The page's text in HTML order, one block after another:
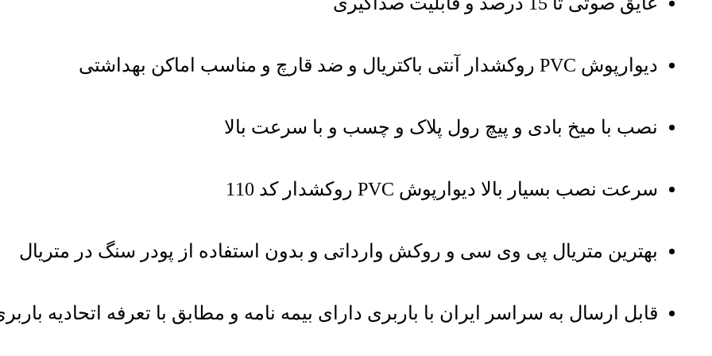
دیوارپوش PVC روکشدار آنتی باکتریال و ضد قارچ و مناسب اماکن بهداشتی
نصب با میخ بادی و پیچ رول پلاک و چسب و با سرعت بالا
سرعت نصب بسیار بالا دیوارپوش PVC روکشدار کد 110
بهترین متریال پی وی سی و روکش وارداتی و بدون استفاده از پودر سنگ در متریال
قابل ارسال به سراسر ایران با باربری دارای بیمه نامه و مطابق با تعرفه اتحادیه